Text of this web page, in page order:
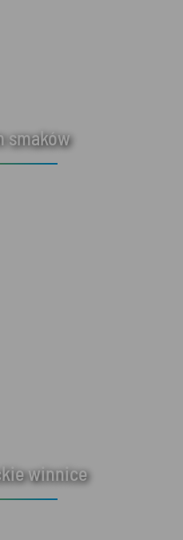
smaków
winnice